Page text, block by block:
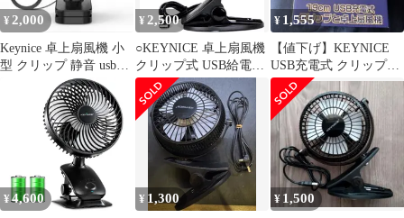
機 オフィス/キャンプ/
車中泊 シックなブラッ
ク …
ャンプ/車内/洗面所/オ
フィス KN 6ac02464
¥2,000
Keynice 卓上扇風機 小
型 クリップ 静音 usb給
¥ 2,500
○KEYNICE 卓上扇風機
クリップ式 USB給電
KN-835
¥ 1,555
【値下げ】KEYNICE
USB充電式 クリップ卓
上扇風機 KN-818
¥4,600 ¥ 1,300 ¥ 1,500